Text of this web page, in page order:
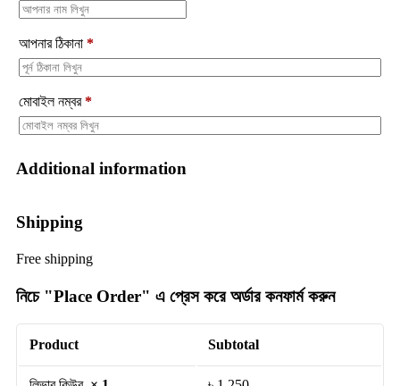
আপনার ঠিকানা *
মোবাইল নম্বর*
Additional information
Shipping
Free shipping
নিচে "Place Order" এ প্রেস করে অর্ডার কনফার্ম করুন
Product Subtotal